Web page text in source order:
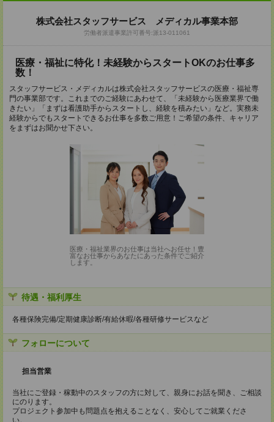
株式会社スタッフサービス メディカル事業本部
労働者派遣事業許可番号:派13-011061
医療・福祉に特化！未経験からスタートOKのお仕事多
数！
スタッフサービス・メディカルは株式会社スタッフサービスの医療・福祉専
門の事業部です。これまでのご経験にあわせて、「未経験から医療業界で働
きたい」「まずは看護助手からスタートし、経験を積みたい」など。実務未
経験からでもスタートできるお仕事を多数ご用意！ご希望の条件、キャリア
をまずはお聞かせ下さい。
医療・福祉業界のお仕事は当社へお任せ！豊
富なお仕事からあなたにあった条件でご紹介
します。
待遇・福利厚生
各種保険完備/定期健康診断/有給休暇/各種研修サービスなど
フォローについて
担当営業
当社にご登録・稼動中のスタッフの方に対して、親身にお話を聞き、ご相談
にのります。
プロジェクト参加中も問題点を抱えることなく、安心してご就業くださ
い。